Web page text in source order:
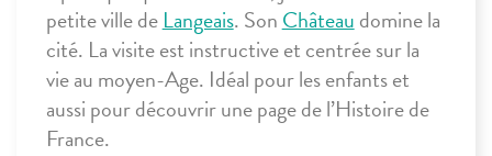
petite ville de Langeais. Son Château domine la
cité. La visite est instructive et centrée sur la
vie au moyen-Age. Idéal pour les enfants et
aussi pour découvrir une page de l’Histoire de
France.